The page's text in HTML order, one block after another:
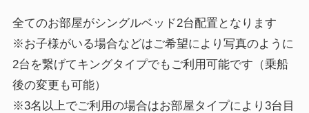
全てのお部屋がシングルベッド2台配置となります
※お子様がいる場合などはご希望により写真のように
2台を繋げてキングタイプでもご利用可能です（乗船
後の変更も可能）
※3名以上でご利用の場合はお部屋タイプにより3台目